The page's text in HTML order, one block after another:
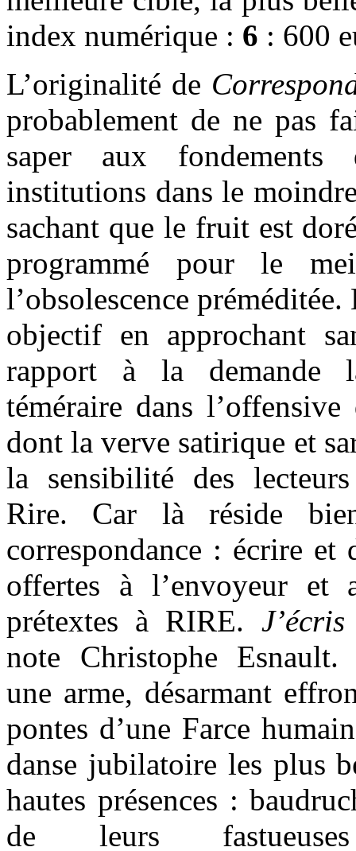
index numérique : 6 : 600
L’originalité de
probablement de ne pas
saper aux
institutions dans le
sachant que le fruit est
programmé pour le
l’obsolescence
objectif en approchant
rapport à la demande
téméraire dans
dont la verve satirique et
la sensibilité des
Rire. Car là réside
correspondance : écrire et
offertes à l’envoyeur et
prétextes à RIRE.
note Christophe
une arme, désarmant
pontes d’une Farce
danse jubilatoire les plus
hautes présences :
de leurs